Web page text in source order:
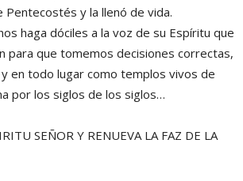
Pentecostés y la llenó de vida.
haga dóciles a la voz de su Espíritu que
para que tomemos decisiones correctas,
en todo lugar como templos vivos de
por los siglos de los siglos…
SEÑOR Y RENUEVA LA FAZ DE LA